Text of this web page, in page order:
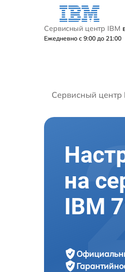
Сервисный центр IBM
Ежедневно с 9:00 до 21:00
Сервисный центр
на
IBM